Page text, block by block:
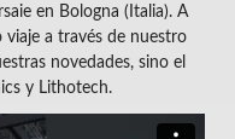
en Bologna (Italia). A
a través de nuestro
novedades, sino el
y Lithotech.